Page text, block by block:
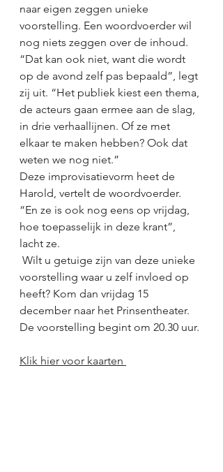
naar eigen zeggen unieke
voorstelling. Een woordvoerder wil
nog niets zeggen over de inhoud.
“Dat kan ook niet, want die wordt
op de avond zelf pas bepaald”, legt
zij uit. “Het publiek kiest een thema,
de acteurs gaan ermee aan de slag,
in drie verhaallijnen. Of ze met
elkaar te maken hebben? Ook dat
weten we nog niet.”
Deze improvisatievorm heet de
Harold, vertelt de woordvoerder.
“En ze is ook nog eens op vrijdag,
hoe toepasselijk in deze krant”,
lacht ze.
voorstelling waar u zelf invloed op
heeft? Kom dan vrijdag 15
december naar het Prinsentheater.
De voorstelling begint om 20.30 uur.
Klik hier voor kaarten